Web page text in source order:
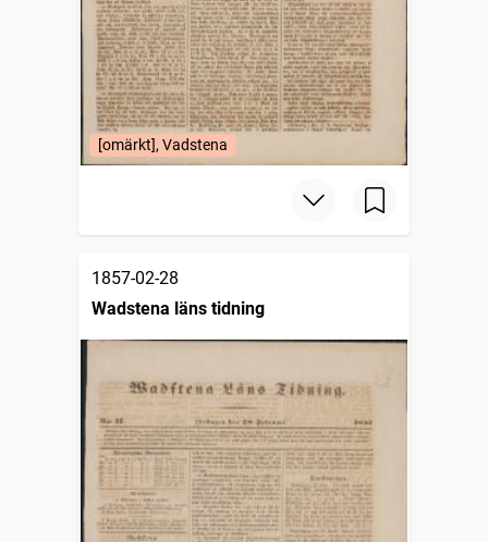
[omärkt], Vadstena
1857-02-28
Wadstena läns tidning